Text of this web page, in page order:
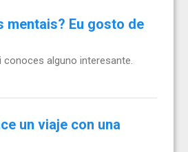
mentais? Eu gosto de
alguno interesante.
un viaje con una